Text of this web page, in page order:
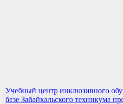
Учебный центр инклюзивного
базе Забайкальского техникума